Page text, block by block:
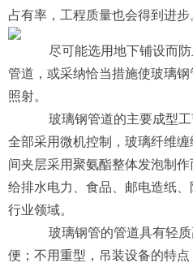
占有率，工程质量也会得到进步
尽可能选用地下铺设而防
管道，或采纳恰当措施使玻璃
照射。
玻璃钢管道的主要成型工
全部采用微机控制，玻璃纤维
间夹层采用聚氨酯整体发泡制作
给排水电力、食品、邮电造纸
行业领域。
玻璃钢管的管道具有轻质
便；不用重型，吊装设备的特